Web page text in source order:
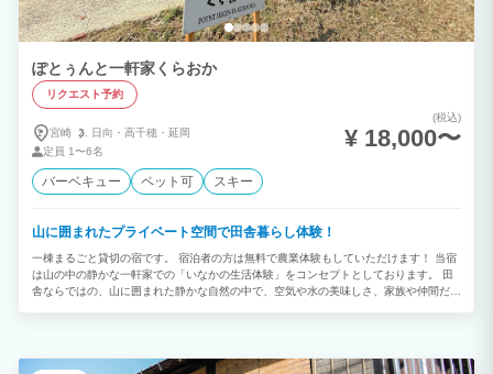
装置）導入しており、水温が保たれております ■キッズエリア ブランコ,すべり台,鉄
棒,トランポリンなど目の前でお子様を遊ばせれるので安心です。 季節のよってトン
ボ・蝶々・カエルなど様々な生き物も見られます。 アメニティ：使い捨て歯ブラシ・
フェイスタオル・ドライヤー・シャンプー類・化粧水・乳液・洗顔・クレンジングなど
チェックイン・チェックアウトは施設にて行います。 管理棟よりスタッフが参ります
ので宜しくお願い致します。 □BBQや焚き火など屋外ご利用時間は23時までとなりま
す。 □騒音に関して 近隣に人が生活しておりますので大声での宴会や大音量での音楽
など大きな音がでる行為はお控えください。 □居住敷地内に宿泊施設があり、人の出入
りがございます、ご迷惑お掛けする事もあるかと思いますが、何卒ご理解ご了承宜しく
お願い致します。（スタッフ対応は20:30まで） ご到着前にご不明な点や、ご質問が
あれば、お⁠気⁠軽⁠にご⁠連⁠絡く⁠だ⁠さいませ。
ぽとぅんと一軒家くらおか
リクエスト予約
宮崎 日向・ 高千穂・ 延岡
定員 1〜6名
(税込)
¥ 18,000〜
バーベキュー ペット可 スキー
山に囲まれたプライベート空間で田舎暮らし体験！
一棟まるごと貸切の宿です。 宿泊者の方は無料で農業体験もしていただけます！ 当宿
は山の中の静かな一軒家での「いなかの生活体験」をコンセプトとしております。 田
舎ならではの、山に囲まれた静かな自然の中で、空気や水の美味しさ、家族や仲間だけ